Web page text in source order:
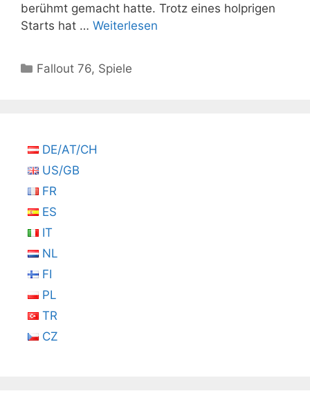
berühmt gemacht hatte. Trotz eines holprigen
Starts hat … Weiterlesen
Kategorien
Fallout 76, Spiele
DE/AT/CH
US/GB
FR
ES
IT
NL
FI
PL
TR
CZ